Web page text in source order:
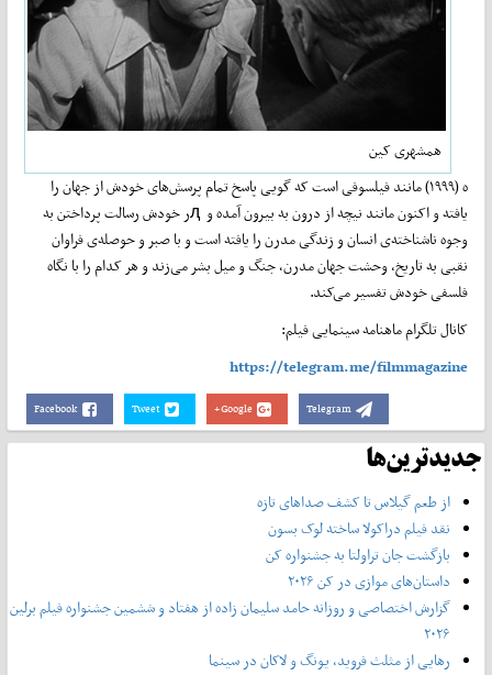
همشهری کین
ه (۱۹۹۹) مانند فیلسوفی است که گویی پاسخ تمام پرسش‌های خودش از جهان را
یافته و اکنون مانند نیچه از درون به بیرون آمده و ԯر خودش رسالت پرداختن به
وجوه ناشناخته‌ی انسان و زندگی مدرن را یافته است و با صبر و حوصله‌ی فراوان
نقبی به تاریخ، وحشت جهان مدرن، جنگ و میل بشر می‌زند و هر کدام را با نگاه
فلسفی خودش تفسیر می‌کند.
کانال تلگرام ماهنامه سینمایی فیلم:
https://telegram.me/filmmagazine
Facebook Tweet Google+ Telegram
جدیدترین‌ها
از طعم گیلاس تا کشف صداهای تازه
نقد فیلم دراکولا ساخته لوک بسون
بازگشت جان تراولتا به جشنواره کن
داستان‌های موازی در کن ۲۰۲۶
گزارش اختصاصی و روزانه حامد سلیمان زاده از هفتاد و‌ ششمین جشنواره فیلم برلین
۲۰۲۶
رهایی از مثلث فروید، یونگ و لاکان در سینما